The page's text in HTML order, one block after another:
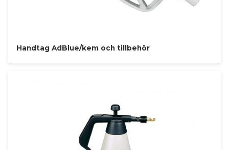
Handtag AdBlue/kem och tillbehör